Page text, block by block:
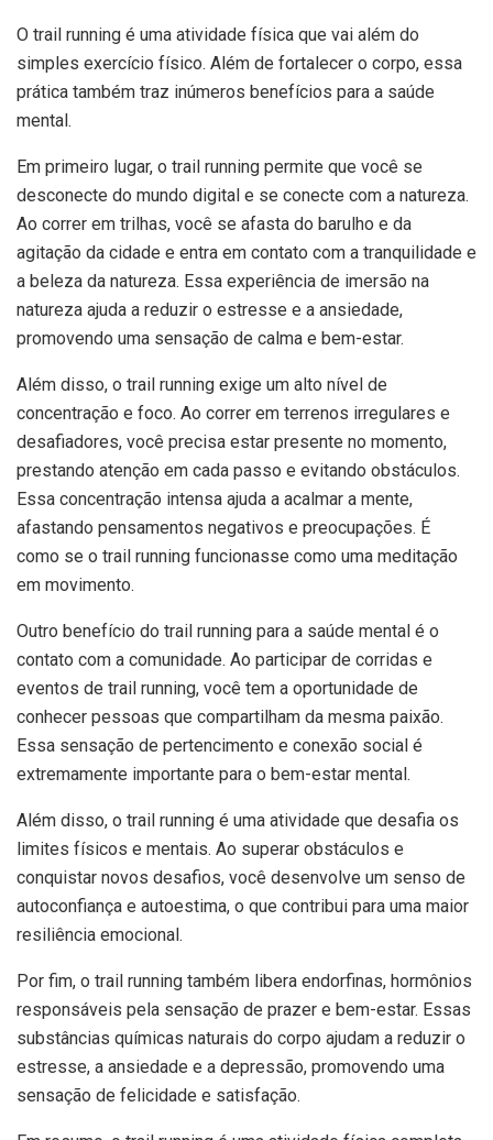
O trail running é uma atividade física que vai além do
simples exercício físico. Além de fortalecer o corpo, essa
prática também traz inúmeros benefícios para a saúde
mental.
Em primeiro lugar, o trail running permite que você se
desconecte do mundo digital e se conecte com a natureza.
Ao correr em trilhas, você se afasta do barulho e da
agitação da cidade e entra em contato com a tranquilidade e
a beleza da natureza. Essa experiência de imersão na
natureza ajuda a reduzir o estresse e a ansiedade,
promovendo uma sensação de calma e bem-estar.
Além disso, o trail running exige um alto nível de
concentração e foco. Ao correr em terrenos irregulares e
desafiadores, você precisa estar presente no momento,
prestando atenção em cada passo e evitando obstáculos.
Essa concentração intensa ajuda a acalmar a mente,
afastando pensamentos negativos e preocupações. É
como se o trail running funcionasse como uma meditação
em movimento.
Outro benefício do trail running para a saúde mental é o
contato com a comunidade. Ao participar de corridas e
eventos de trail running, você tem a oportunidade de
conhecer pessoas que compartilham da mesma paixão.
Essa sensação de pertencimento e conexão social é
extremamente importante para o bem-estar mental.
Além disso, o trail running é uma atividade que desafia os
limites físicos e mentais. Ao superar obstáculos e
conquistar novos desafios, você desenvolve um senso de
autoconfiança e autoestima, o que contribui para uma maior
resiliência emocional.
Por fim, o trail running também libera endorfinas, hormônios
responsáveis pela sensação de prazer e bem-estar. Essas
substâncias químicas naturais do corpo ajudam a reduzir o
estresse, a ansiedade e a depressão, promovendo uma
sensação de felicidade e satisfação.